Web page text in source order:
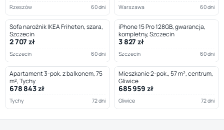
Rzeszów 60 dni Warszawa 60 dni
Sofa narożnik IKEA Friheten, szara,
Szczecin
2 707 zł
Szczecin 60 dni
iPhone 15 Pro 128GB, gwarancja,
kompletny, Szczecin
3 827 zł
Szczecin 60 dni
Apartament 3-pok. z balkonem, 75
m², Tychy
678 843 zł
Tychy 72 dni
Mieszkanie 2-pok., 57 m², centrum,
Gliwice
685 959 zł
Gliwice 72 dni